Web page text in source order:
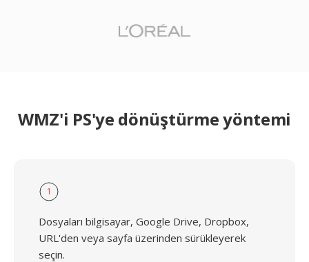
WMZ'i PS'ye dönüştürme yöntemi
1
Dosyaları bilgisayar, Google Drive, Dropbox,
URL'den veya sayfa üzerinden sürükleyerek
seçin.